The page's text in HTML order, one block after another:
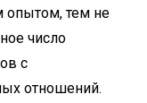
опытом, тем не
число
с
отношений.